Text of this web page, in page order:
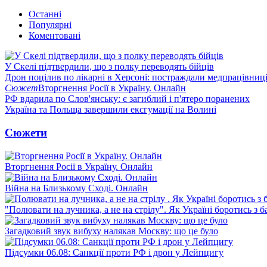
Останні
Популярні
Коментовані
У Скелі підтвердили, що з полку переводять бійців
Дрон поцілив по лікарні в Херсоні: постраждали медпрацівниці
СюжетВторгнення Росії в Україну. Онлайн
РФ вдарила по Слов'янську: є загиблий і п'ятеро поранених
Україна та Польща завершили ексгумації на Волині
Сюжети
Вторгнення Росії в Україну. Онлайн
Війна на Близькому Сході. Онлайн
"Полювати на лучника, а не на стрілу". Як Україні боротись з
Загадковий звук вибуху налякав Москву: що це було
Підсумки 06.08: Санкції проти РФ і дрон у Лейпцигу